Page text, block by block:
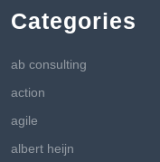
Categories
ab consulting
action
agile
albert heijn